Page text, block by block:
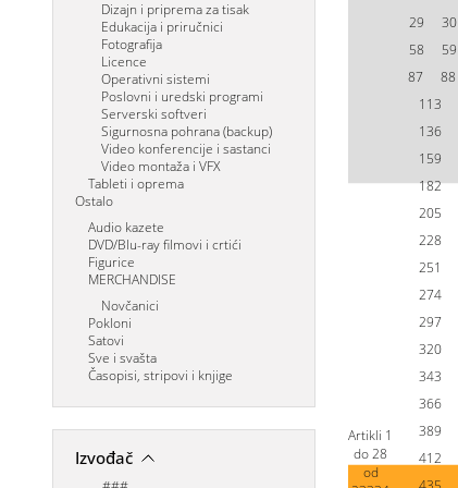
Dizajn i priprema za tisak
Edukacija i priručnici
Fotografija
Licence
Operativni sistemi
Poslovni i uredski programi
Serverski softveri
Sigurnosna pohrana (backup)
Video konferencije i sastanci
Video montaža i VFX
Tableti i oprema
Ostalo
Audio kazete
DVD/Blu-ray filmovi i crtići
Figurice
MERCHANDISE
Novčanici
Pokloni
Satovi
Sve i svašta
Časopisi, stripovi i knjige
Izvođač
Artikli 1
do28
od
29
30
58
59
87
88
113
136
159
182
205
228
251
274
297
320
343
366
389
412